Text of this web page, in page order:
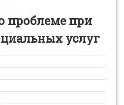
проблеме при
услуг